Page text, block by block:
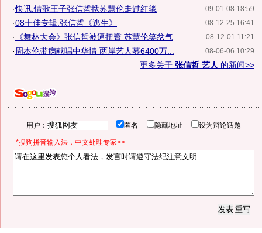
09-01-08 18:59
·快讯:情歌王子张信哲携苏慧伦走过红毯
08-12-25 16:41
·08十佳专辑:张信哲《逃生》
08-12-01 11:21
· 《舞林大会》张信哲被逼扭臀 苏慧伦笑岔气
08-06-06 10:29
· 周杰伦带病献唱中华情 两岸艺人募6400万...
更多关于 张信哲 艺人 的新闻>>
用户： 匿名 隐藏地址 设为辩论话题
*搜狗拼音输入法，中文处理专家>>